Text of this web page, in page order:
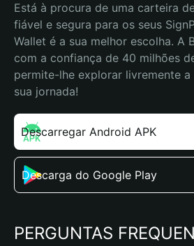
Está à procura de uma carteira
fiável e segura para os seus
Wallet é a sua melhor escolha. A
com a confiança de 40 milhões
permite-lhe explorar livremente a
sua jornada!
Descarregar Android APK
Descarga do Google Play
PERGUNTAS